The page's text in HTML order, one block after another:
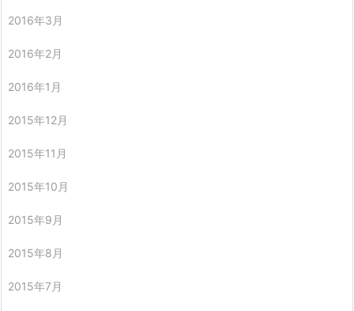
2016年3月
2016年2月
2016年1月
2015年12月
2015年11月
2015年10月
2015年9月
2015年8月
2015年7月